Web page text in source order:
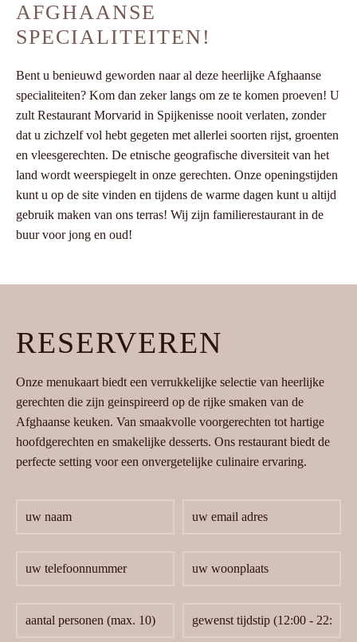
AFGHAANSE
SPECIALITEITEN!
Bent u benieuwd geworden naar al deze heerlijke Afghaanse
specialiteiten? Kom dan zeker langs om ze te komen proeven! U
zult Restaurant Morvarid in Spijkenisse nooit verlaten, zonder
dat u zichzelf vol hebt gegeten met allerlei soorten rijst, groenten
en vleesgerechten. De etnische geografische diversiteit van het
land wordt weerspiegelt in onze gerechten. Onze openingstijden
kunt u op de site vinden en tijdens de warme dagen kunt u altijd
gebruik maken van ons terras! Wij zijn familierestaurant in de
buur voor jong en oud!
RESERVEREN
Onze menukaart biedt een verrukkelijke selectie van heerlijke
gerechten die zijn geinspireerd op de rijke smaken van de
Afghaanse keuken. Van smaakvolle voorgerechten tot hartige
hoofdgerechten en smakelijke desserts. Ons restaurant biedt de
perfecte setting voor een onvergetelijke culinaire ervaring.